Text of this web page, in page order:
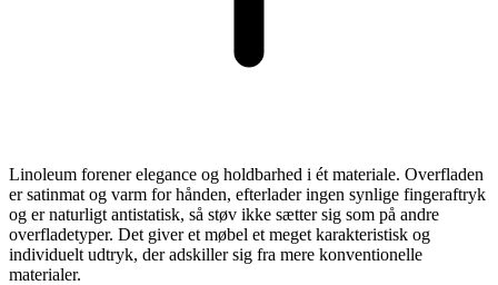
Linoleum forener elegance og holdbarhed i ét materiale. Overfladen
er satinmat og varm for hånden, efterlader ingen synlige fingeraftryk
og er naturligt antistatisk, så støv ikke sætter sig som på andre
overfladetyper. Det giver et møbel et meget karakteristisk og
individuelt udtryk, der adskiller sig fra mere konventionelle
materialer.